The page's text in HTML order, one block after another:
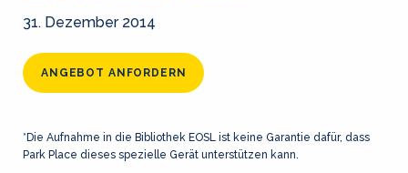
31. Dezember 2014
ANGEBOT ANFORDERN
*Die Aufnahme in die Bibliothek EOSL ist keine Garantie dafür, dass
Park Place dieses spezielle Gerät unterstützen kann.